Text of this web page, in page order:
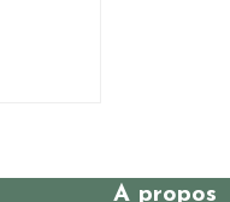
A propos